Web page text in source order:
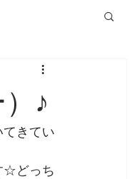
♪
きてい
☆どっち